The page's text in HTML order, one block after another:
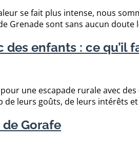
se fait plus intense, nous
Grenade sont sans aucun doute
des enfants : ce qu’il
une escapade rurale avec
leurs goûts, de leurs intérêts
Gorafe